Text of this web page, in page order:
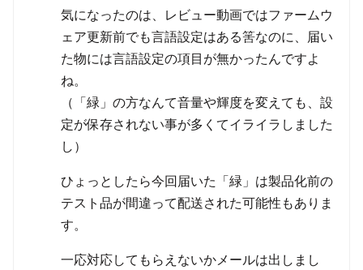
気になったのは、レビュー動画ではファームウ
ェア更新前でも言語設定はある筈なのに、届い
た物には言語設定の項目が無かったんですよ
ね。
（「緑」の方なんて音量や輝度を変えても、設
定が保存されない事が多くてイライラしました
し）
ひょっとしたら今回届いた「緑」は製品化前の
テスト品が間違って配送された可能性もありま
す。
一応対応してもらえないかメールは出しまし